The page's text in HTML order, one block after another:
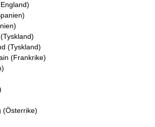
(Tyskland)
(Frankrike)
(Österrike)